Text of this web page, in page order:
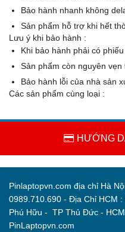
Bảo hành nhanh không
Sản phẩm hỗ trợ khi hết
Lưu ý khi bảo hành :
Khi bảo hành phải có
Sản phẩm còn nguyên vẹn
Bảo hành lỗi của nhà sản
Các sản phẩm cùng loại :
HƯỚNG
Pinlaptopvn.com địa chỉ Hà
0989.710.690 - Địa Chỉ HCM
Phú Hữu - TP Thủ Đức -
PinLaptopvn.com